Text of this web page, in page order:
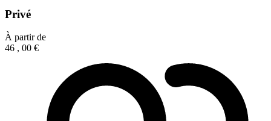
Privé
À partir de
46 , 00 €